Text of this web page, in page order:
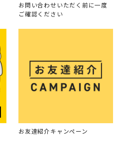
お問い合わせいただく前に一度
ご確認ください
お友達紹介キャンペーン